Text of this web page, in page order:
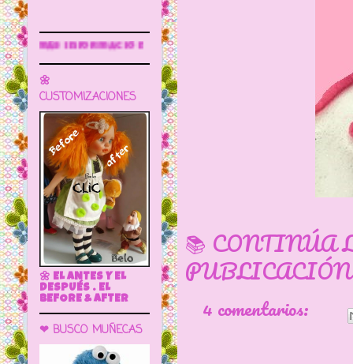
📚 CONTINÚA
4 comentarios:
Sigue este blog para más
🌼
CUSTOMIZACIONES
🌼 EL ANTES Y EL
DESPUÉS . EL
BEFORE & AFTER
❤ BUSCO MUÑECAS